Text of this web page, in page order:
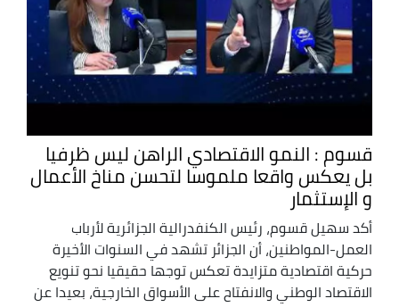
قسوم : النمو الاقتصادي الراهن ليس ظرفيا
بل يعكس واقعا ملموسا لتحسن مناخ الأعمال
و الإستثمار
أكد سهيل قسوم، رئيس الكنفدرالية الجزائرية لأرباب
العمل-المواطنين، أن الجزائر تشهد في السنوات الأخيرة
حركية اقتصادية متزايدة تعكس توجها حقيقيا نحو تنويع
الاقتصاد الوطني والانفتاح على الأسواق الخارجية، بعيدا عن